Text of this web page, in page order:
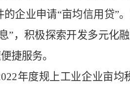
企业申请“亩均信用贷”
”，积极探索开发多元化
捷服务。
年度规上工业企业亩均